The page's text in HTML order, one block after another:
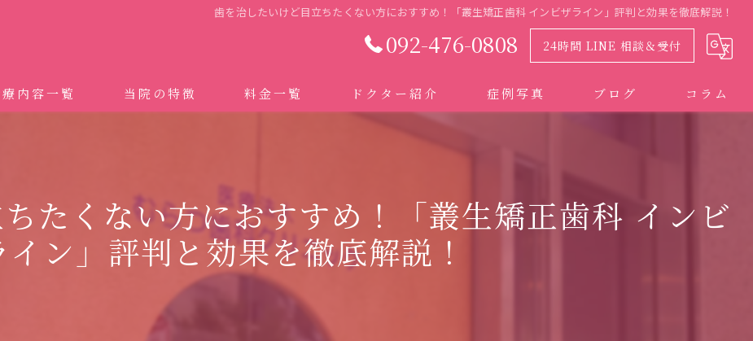
歯を治したいけど目立ちたくない方におすすめ！「叢生矯正歯科 インビザライン」評判と効果を徹底解説！
092-476-0808 24時間 LINE 相談＆受付
内容一覧
歯科 (インビザライン、マウスピース矯正）
イトニング
歯科・セラミック
当院の特徴
ドクターむらつのワンライン歯臓ブラシ
グループクリニック
料金一覧 ドクター紹介 症例写真 ブログ コラム
たくない方におすすめ！「叢生矯正歯科 インビ
イン」評判と効果を徹底解説！